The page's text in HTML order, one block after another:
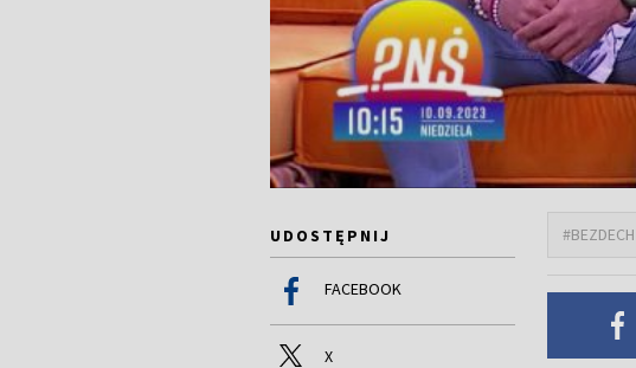
UDOSTĘPNIJ
FACEBOOK
X
#BEZDECH